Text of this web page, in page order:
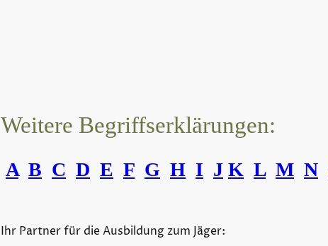
Weitere Begriffserklärungen:
A B C D E F G H I J K L M N
Ihr Partner für die Ausbildung zum Jäger: